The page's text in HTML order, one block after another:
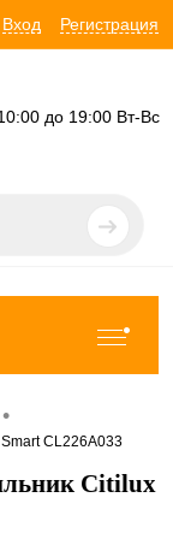
Вход Регистрация
до 19:00 Вт-Вс
•
CL226A033
Citilux